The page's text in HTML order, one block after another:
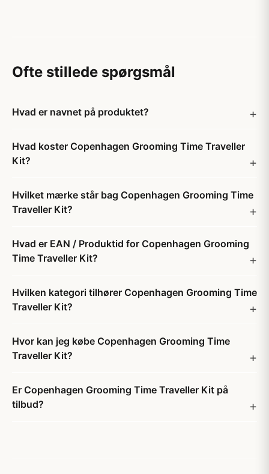
Ofte stillede spørgsmål
Hvad er navnet på produktet?
Hvad koster Copenhagen Grooming Time Traveller
Kit?
Hvilket mærke står bag Copenhagen Grooming Time
Traveller Kit?
Hvad er EAN / Produktid for Copenhagen Grooming
Time Traveller Kit?
Hvilken kategori tilhører Copenhagen Grooming Time
Traveller Kit?
Hvor kan jeg købe Copenhagen Grooming Time
Traveller Kit?
Er Copenhagen Grooming Time Traveller Kit på
tilbud?